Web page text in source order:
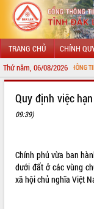
TRANG CHỦ CHÍNH
Thứ năm, 06/08/2026
VỚI CỔNG THÔNG TIN ĐIỆN TỬ
LÃNH ĐẠO UBND TỈNH
SỞ, BAN, NGÀNH
Quy định việc
09:39)
Chính phủ vừa ban
dưới đất ở các vùng
xã hội chủ nghĩa Việt